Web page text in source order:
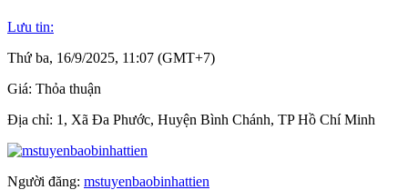
Lưu tin:
Thứ ba, 16/9/2025, 11:07 (GMT+7)
Giá: Thỏa thuận
Địa chỉ: 1, Xã Đa Phước, Huyện Bình Chánh, TP Hồ Chí Minh
Người đăng: mstuyenbaobinhattien